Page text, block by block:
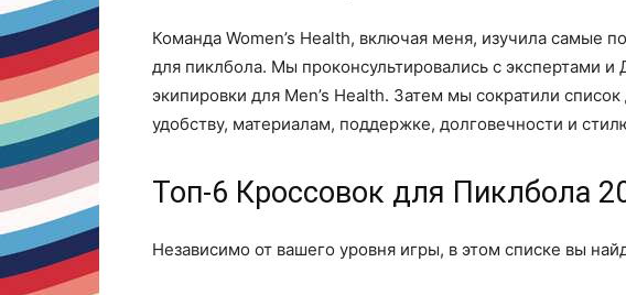
Команда Women’s Health, включая меня, изучила самые
для пиклбола. Мы проконсультировались с экспертами
экипировки для Men’s Health. Затем мы сократили
удобству, материалам, поддержке, долговечности и
Топ-6 Кроссовок для Пиклбола
Независимо от вашего уровня игры, в этом списке вы